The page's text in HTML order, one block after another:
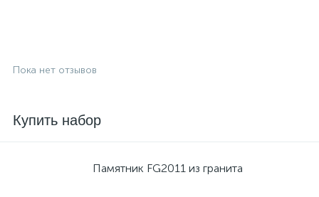
Пока нет отзывов
Купить набор
Памятник FG2011 из гранита